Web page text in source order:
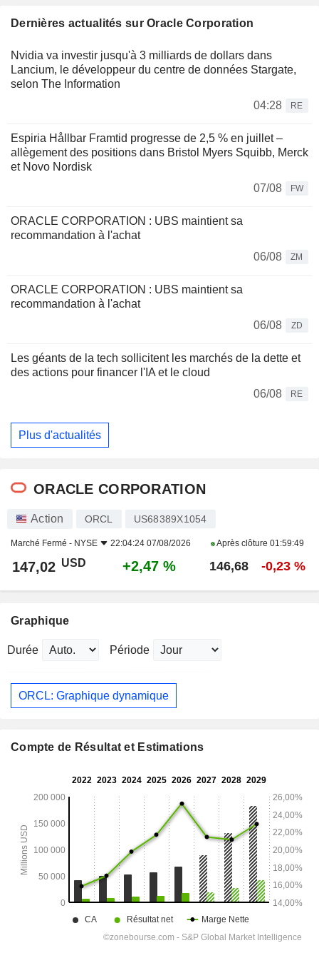
Dernières actualités sur Oracle Corporation
Nvidia va investir jusqu'à 3 milliards de dollars dans
Lancium, le développeur du centre de données Stargate,
selon The Information
04:28
RE
Espiria Hållbar Framtid progresse de 2,5 % en juillet –
allègement des positions dans Bristol Myers Squibb, Merck
et Novo Nordisk
07/08
FW
ORACLE CORPORATION : UBS maintient sa
recommandation à l'achat
06/08
ZM
ORACLE CORPORATION : UBS maintient sa
recommandation à l'achat
06/08
ZD
Les géants de la tech sollicitent les marchés de la dette et
des actions pour financer l'IA et le cloud
06/08
RE
Plus d'actualités
ORACLE CORPORATION
Action ORCL US68389X1054
Marché Fermé - NYSE 22:04:24 07/08/2026 Après clôture 01:59:49
147,02 USD +2,47 % 146,68 -0,23 %
Graphique
Durée Période
ORCL: Graphique dynamique
Compte de Résultat et Estimations